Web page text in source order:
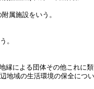
属施設をいう。
。
縁による団体その他これに
地域の生活環境の保全につ